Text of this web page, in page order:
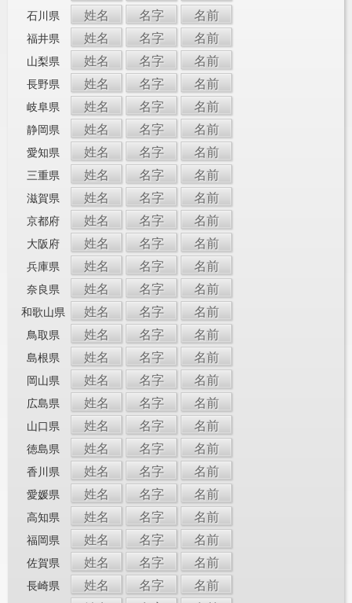
石川県 姓名 名字 名前
福井県 姓名 名字 名前
山梨県 姓名 名字 名前
長野県 姓名 名字 名前
岐阜県 姓名 名字 名前
静岡県 姓名 名字 名前
愛知県 姓名 名字 名前
三重県 姓名 名字 名前
滋賀県 姓名 名字 名前
京都府 姓名 名字 名前
大阪府 姓名 名字 名前
兵庫県 姓名 名字 名前
奈良県 姓名 名字 名前
和歌山県 姓名 名字 名前
鳥取県 姓名 名字 名前
島根県 姓名 名字 名前
岡山県 姓名 名字 名前
広島県 姓名 名字 名前
山口県 姓名 名字 名前
徳島県 姓名 名字 名前
香川県 姓名 名字 名前
愛媛県 姓名 名字 名前
高知県 姓名 名字 名前
福岡県 姓名 名字 名前
佐賀県 姓名 名字 名前
長崎県 姓名 名字 名前